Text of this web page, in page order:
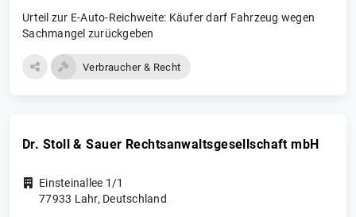
Urteil zur E-Auto-Reichweite: Käufer darf Fahrzeug wegen
Sachmangel zurückgeben
Verbraucher & Recht
Dr. Stoll & Sauer Rechtsanwaltsgesellschaft mbH
Einsteinallee 1/1
77933 Lahr, Deutschland